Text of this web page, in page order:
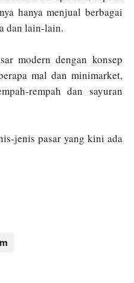
hanya menjual berbagai
dan lain-lain.
modern dengan konsep
mal dan minimarket,
rempah dan sayuran
jenis pasar yang kini ada